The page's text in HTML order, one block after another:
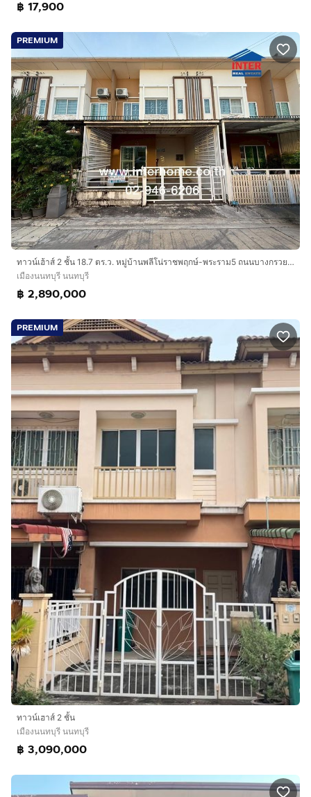
฿ 17,900
PREMIUM
ทาวน์เฮ้าส์ 2 ชั้น 18.7 ตร.ว. หมู่บ้านพลีโน่ราชพฤกษ์-พระราม5 ถนนบางกรวย-ไทรน้อย ถนนนครอินทร์ เมืองนนทบุรี นนทบุรี
เมืองนนทบุรี นนทบุรี
฿ 2,890,000
PREMIUM
ทาวน์เฮาส์ 2 ชั้น
เมืองนนทบุรี นนทบุรี
฿ 3,090,000